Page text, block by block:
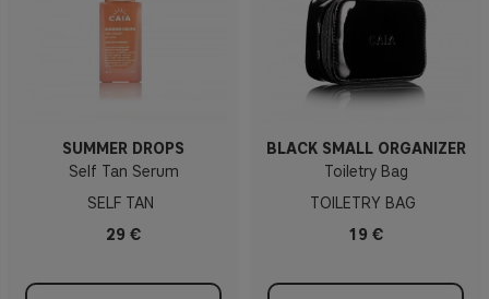
SUMMER DROPS
Self Tan Serum
SELF TAN
29 €
BLACK SMALL ORGANIZER
Toiletry Bag
TOILETRY BAG
19 €